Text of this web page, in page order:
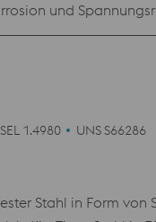
und
und es wird ein
z. B. in der Öl-
SEL 1.4980 UNS S66286
Stahl in Form